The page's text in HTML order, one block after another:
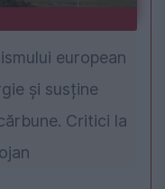
european
și susține
Critici la